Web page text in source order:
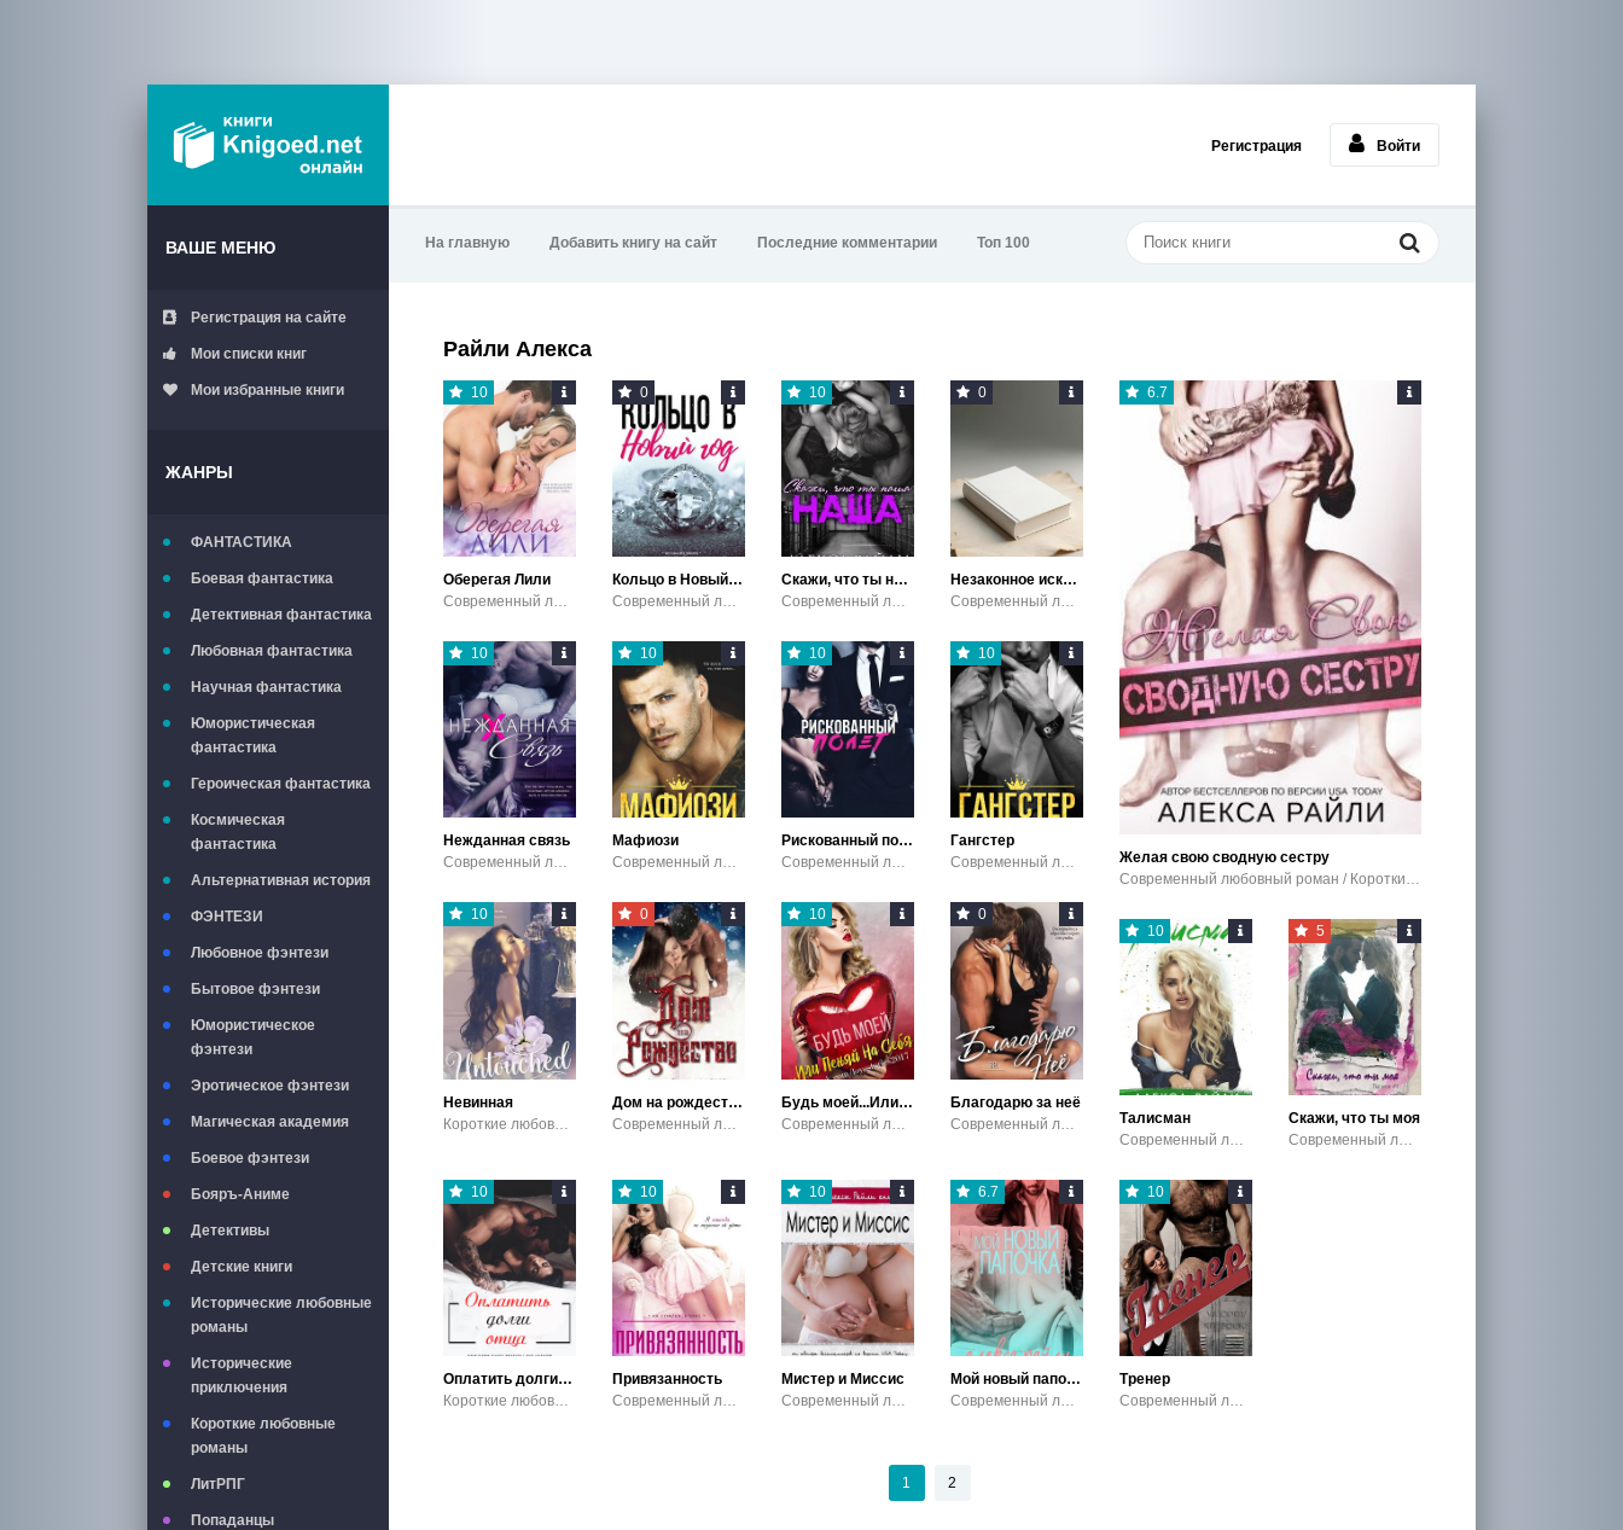
Регистрация Войти
ВАШЕ МЕНЮ
Регистрация на сайте
Мои списки книг
Мои избранные книги
ЖАНРЫ
ФАНТАСТИКА
Боевая фантастика
Детективная фантастика
Любовная фантастика
Научная фантастика
Юмористическая
фантастика
Героическая фантастика
Космическая
фантастика
Альтернативная история
ФЭНТЕЗИ
Любовное фэнтези
Бытовое фэнтези
Юмористическое
фэнтези
Эротическое фэнтези
Магическая академия
Боевое фэнтези
Бояръ-Аниме
Детективы
Детские книги
Исторические любовные
романы
Исторические
приключения
Короткие любовные
романы
ЛитРПГ
Попаданцы
На главную Добавить книгу на сайт Последние комментарии Топ 100
Райли Алекса
10
Оберегая Лили
Современный любовный роман / Эротика
0
Кольцо в Новый год
Современный любовный роман
10
Скажи, что ты наша
Современный любовный роман / Эротика
0
Незаконное искушение
Современный любовный роман / Короткие любовные романы / Эротика
6.7
Желая свою сводную сестру
Современный любовный роман / Короткие любовные романы / Эротика
10
Нежданная связь
Современный любовный роман / Эротика
10
Мафиози
Современный любовный роман / Эротика
10
Рискованный полет
Современный любовный роман / Эротика
10
Гангстер
Современный любовный роман
10
Невинная
0
Дом на рождество
10
Будь моей...Или пеняй на себя
0
Благодарю за неё
10
Талисман
Современный любовный роман / Эротика
5
Скажи, что ты моя
Современный любовный роман / Эротика
10
Оплатить долги отца
Короткие любовные романы / Современный любовный роман / Эротика / Порно
10
Привязанность
Современный любовный роман / Эротика
10
Мистер и Миссис
Современный любовный роман / Эротика
6.7
Мой новый папочка
Современный любовный роман / Эротика
10
Тренер
Современный любовный роман / Эротика
1 2